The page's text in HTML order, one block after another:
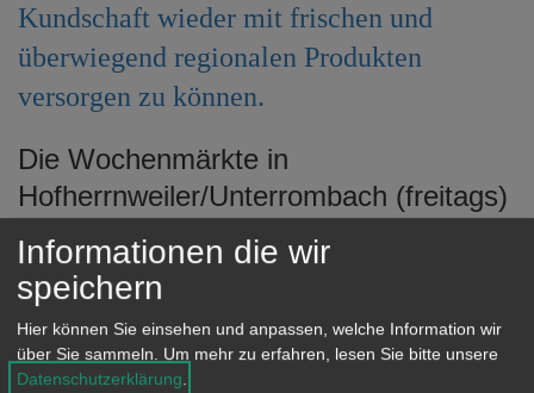
Kundschaft wieder mit frischen und
überwiegend regionalen Produkten
versorgen zu können.
Die Wochenmärkte in
Hofherrnweiler/Unterrombach (freitags)
sowie der Aalener Wochenmarkt
(mittwochs und samstags) finden wie
gewohnt statt.
Informationen die wir
speichern
Hier können Sie einsehen und anpassen, welche Information wir
über Sie sammeln. Um mehr zu erfahren, lesen Sie bitte unsere
Datenschutzerklärung.